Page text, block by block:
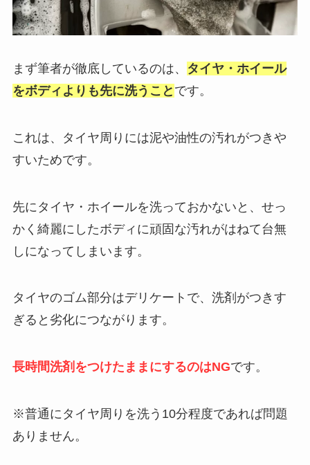
まず筆者が徹底しているのは、
タイヤ・ホイール
をボディよりも先に洗うこと です。
これは、タイヤ周りには泥や油性の汚れがつきや
すいためです。
先にタイヤ・ホイールを洗っておかないと、せっ
かく綺麗にしたボディに頑固な汚れがはねて台無
しになってしまいます。
タイヤのゴム部分はデリケートで、洗剤がつきす
ぎると劣化につながります。
長時間洗剤をつけたままにするのはNGです。
※普通にタイヤ周りを洗う10分程度であれば問題
ありません。